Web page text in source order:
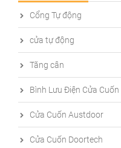
Cổng Tự động
cửa tự động
Tăng cân
Bình Lưu Điện Cửa Cuốn
Cửa Cuốn Austdoor
Cửa Cuốn Doortech